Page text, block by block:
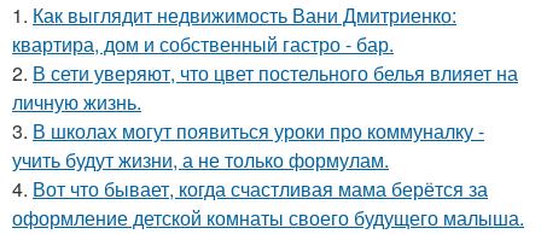
1. Как выглядит недвижимость Вани Дмитриенко:
квартира, дом и собственный гастро - бар.
2. В сети уверяют, что цвет постельного белья влияет на
личную жизнь.
3. В школах могут появиться уроки про коммуналку -
учить будут жизни, а не только формулам.
4. Вот что бывает, когда счастливая мама берётся за
оформление детской комнаты своего будущего малыша.